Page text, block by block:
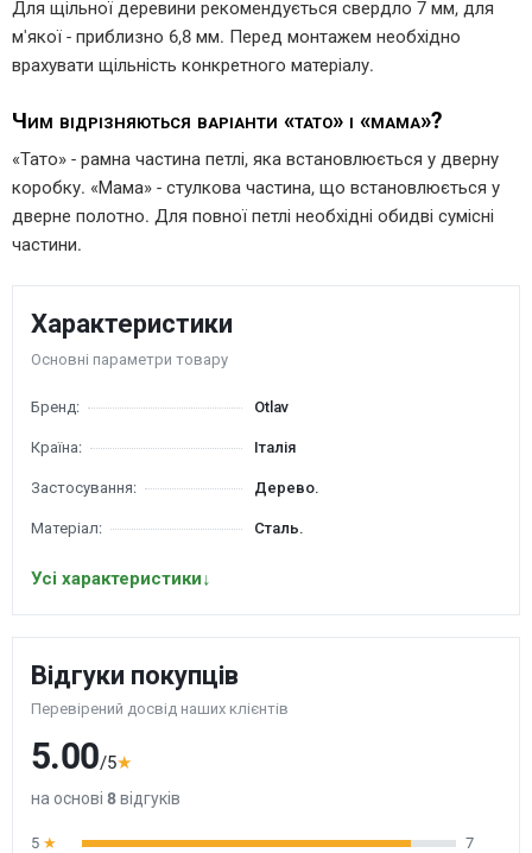
Для щільної деревини рекомендується свердло 7 мм, для
м'якої - приблизно 6,8 мм. Перед монтажем необхідно
врахувати щільність конкретного матеріалу.
Чим відрізняються варіанти «тато» і «мама»?
«Тато» - рамна частина петлі, яка встановлюється у дверну
коробку. «Мама» - стулкова частина, що встановлюється у
дверне полотно. Для повної петлі необхідні обидві сумісні
частини.
Характеристики
Основні параметри товару
Бренд: Otlav
Країна: Італія
Застосування: Дерево.
Матеріал: Сталь.
Усі характеристики↓
Відгуки покупців
Перевірений досвід наших клієнтів
5.00/5★
на основі 8відгуків
5 ★
7